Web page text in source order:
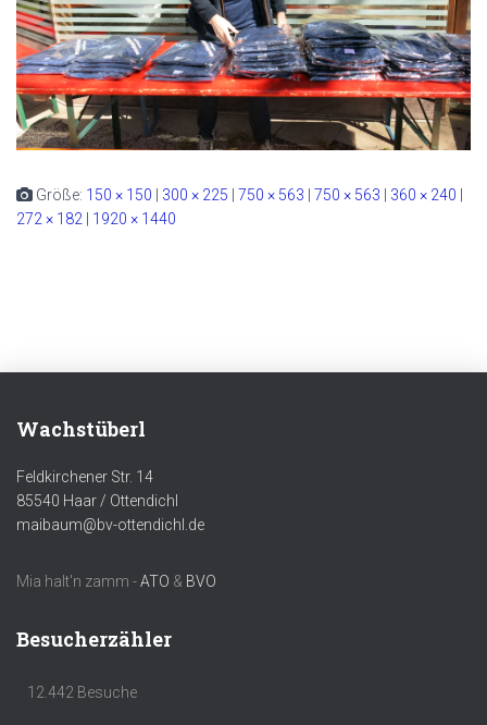
Größe: 150 × 150 | 300 × 225 | 750 × 563 | 750 × 563 | 360 × 240 |
272 × 182 | 1920 × 1440
Wachstüberl
Feldkirchener Str. 14
85540 Haar / Ottendichl
maibaum@bv-ottendichl.de
Mia halt'n zamm -ATO & BVO
Besucherzähler
12.442 Besuche